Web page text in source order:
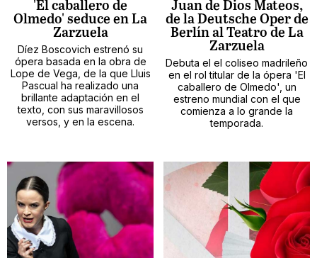
'El caballero de
Olmedo' seduce en La
Zarzuela
Díez Boscovich estrenó su
ópera basada en la obra de
Lope de Vega, de la que Lluis
Pascual ha realizado una
brillante adaptación en el
texto, con sus maravillosos
versos, y en la escena.
Juan de Dios Mateos,
de la Deutsche Oper de
Berlín al Teatro de La
Zarzuela
Debuta el el coliseo madrileño
en el rol titular de la ópera 'El
caballero de Olmedo', un
estreno mundial con el que
comienza a lo grande la
temporada.